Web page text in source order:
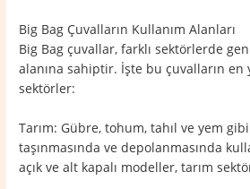
Big Bag Çuvalların Kullanım Alanları
Big Bag çuvallar, farklı sektörlerde
alanına sahiptir. İşte bu çuvalların en
sektörler:
Tarım: Gübre, tohum, tahıl ve yem
taşınmasında ve depolanmasında
açık ve alt kapalı modeller, tarım